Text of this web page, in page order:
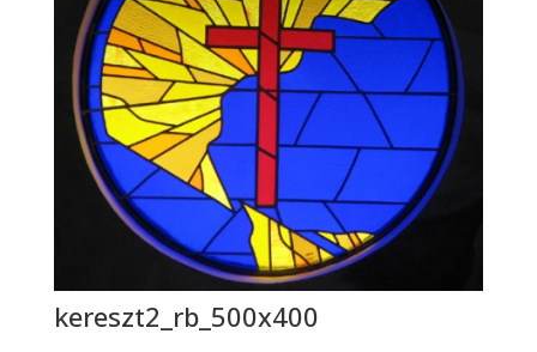
kereszt2_rb_500x400